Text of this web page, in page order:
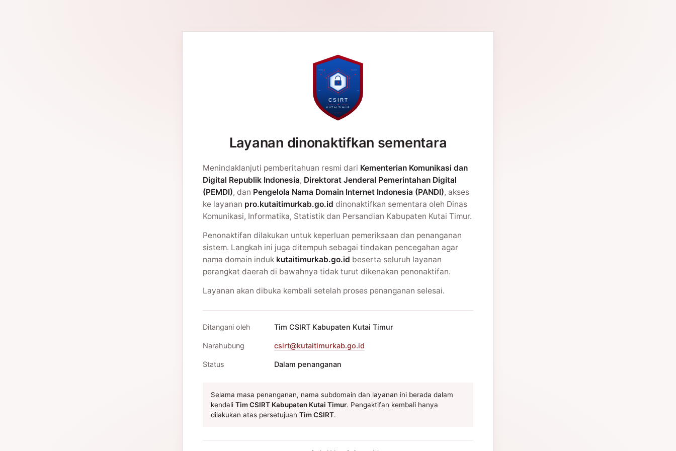
Layanan dinonaktifkan sementara
Menindaklanjuti pemberitahuan resmi dari Kementerian Komunikasi dan
Digital Republik Indonesia, Direktorat Jenderal Pemerintahan Digital
(PEMDI), dan Pengelola Nama Domain Internet Indonesia (PANDI), akses
ke layanan pro.kutaitimurkab.go.id dinonaktifkan sementara oleh Dinas
Komunikasi, Informatika, Statistik dan Persandian Kabupaten Kutai Timur.
Penonaktifan dilakukan untuk keperluan pemeriksaan dan penanganan
sistem. Langkah ini juga ditempuh sebagai tindakan pencegahan agar
nama domain induk kutaitimurkab.go.id beserta seluruh layanan
perangkat daerah di bawahnya tidak turut dikenakan penonaktifan.
Layanan akan dibuka kembali setelah proses penanganan selesai.
Ditangani oleh Tim CSIRT Kabupaten Kutai Timur
Narahubung csirt@kutaitimurkab.go.id
Status Dalam penanganan
Selama masa penanganan, nama subdomain dan layanan ini berada dalam
kendali Tim CSIRT Kabupaten Kutai Timur. Pengaktifan kembali hanya
dilakukan atas persetujuan Tim CSIRT.